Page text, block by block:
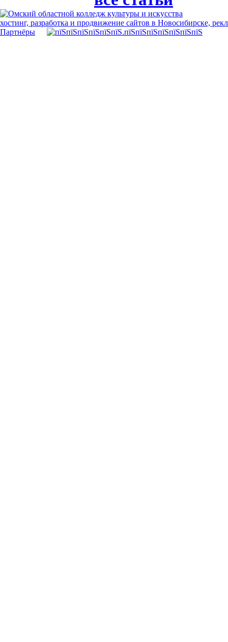
хостинг, разработка и продвижение сайтов в Новосибирске,
Партнёры